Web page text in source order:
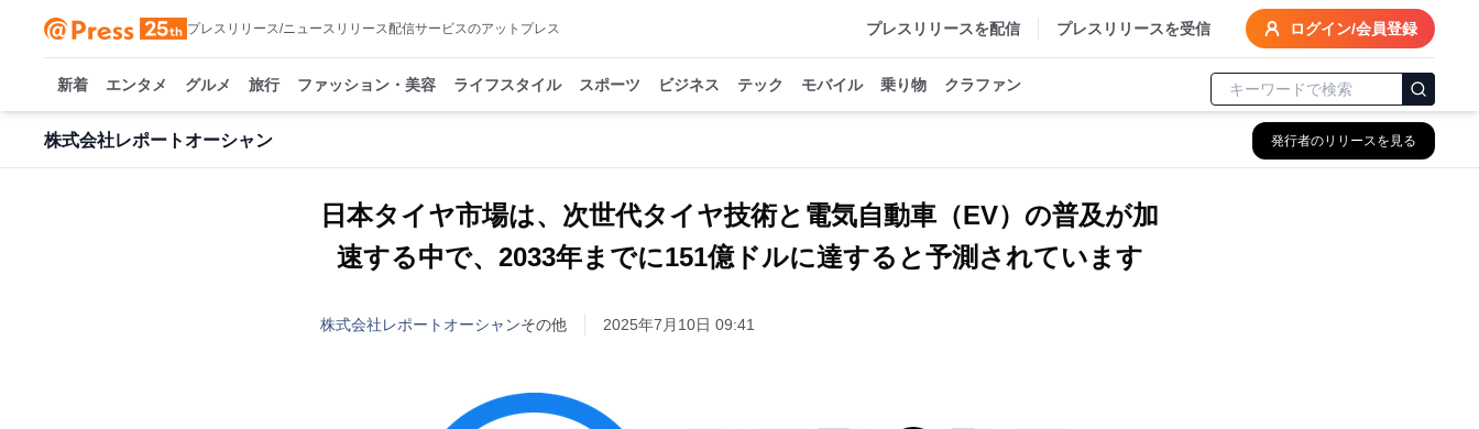
プレスリリース/ニュースリリース配信サービスのアットプレス プレスリリースを配信 プレスリリースを受信 ログイン/会員登録
新着 エンタメ グルメ 旅行 ファッション・美容 ライフスタイル スポーツ ビジネス テック モバイル 乗り物 クラファン
株式会社レポートオーシャン 発行者のリリースを見る
日本タイヤ市場は、次世代タイヤ技術と電気自動車（EV）の普及が加
速する中で、2033年までに151億ドルに達すると予測されています
株式会社レポートオーシャンその他 2025年7月10日 09:41